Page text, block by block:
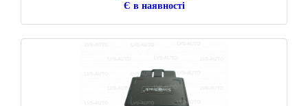
Є в наявності